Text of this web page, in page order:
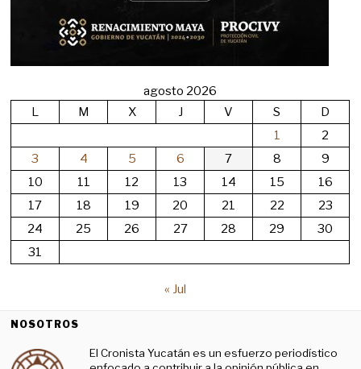
agosto 2026
L
M X J V S
D
1
2
3
4 5 6 7 8
9
10
11 12 13 14 15
16
17
18 19 20 21 22
23
24
25 26 27 28 29
30
31
« Jul
NOSOTROS
El Cronista Yucatán es un esfuerzo periodístico